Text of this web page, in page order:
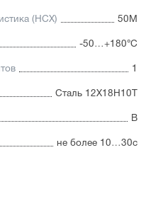
(НСХ) 50М
-50…+180°C
1
Сталь 12Х18Н10Т
В
не более 10…30с